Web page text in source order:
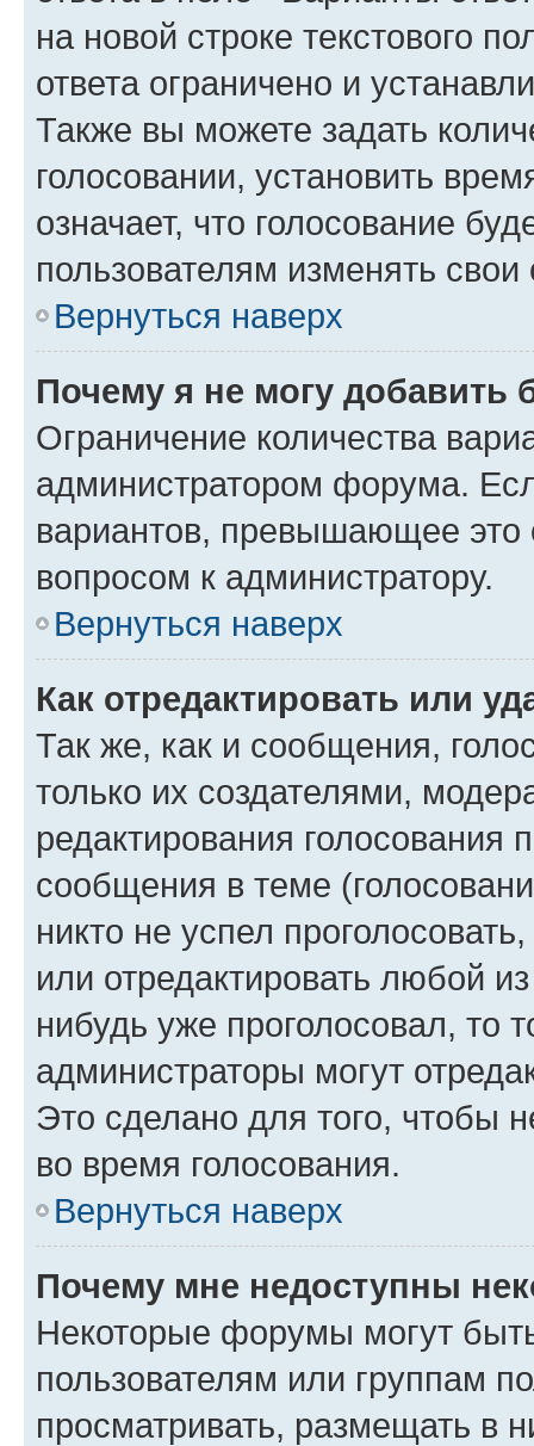
на новой строке текстового
ответа ограничено и
Также вы можете задать
голосовании, установить
означает, что голосование
пользователям изменять свои
Вернуться наверх
Почему я не могу добавить
Ограничение количества
администратором форума.
вариантов, превышающее это
вопросом к администратору.
Вернуться наверх
Как отредактировать или
Так же, как и сообщения,
только их создателями,
редактирования голосования
сообщения в теме
никто не успел
или отредактировать любой
нибудь уже проголосовал, то
администраторы могут
Это сделано для того, чтобы
во время голосования.
Вернуться наверх
Почему мне недоступны
Некоторые форумы могут
пользователям или группам
просматривать, размещать в